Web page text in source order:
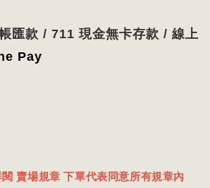
匯款 / 711 現金無卡存款 / 線上
Pay
賣場規章 下單代表同意所有規章內